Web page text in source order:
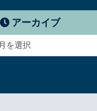
アーカイブ